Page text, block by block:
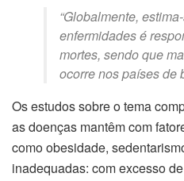
“Globalmente,
enfermidades é
mortes, sendo que
ocorre nos países de
Os estudos sobre o tema
as doenças mantêm com
como obesidade,
inadequadas: com excesso